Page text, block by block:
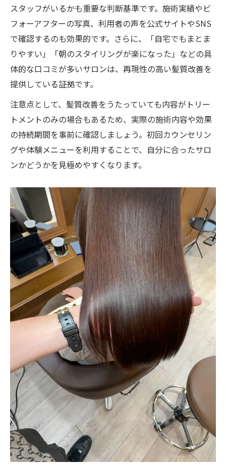
スタッフがいるかも重要な判断基準です。施術実績やビ
フォーアフターの写真、利用者の声を公式サイトやSNS
で確認するのも効果的です。さらに、「自宅でもまとま
りやすい」「朝のスタイリングが楽になった」などの具
体的な口コミが多いサロンは、再現性の高い髪質改善を
提供している証拠です。
注意点として、髪質改善をうたっていても内容がトリー
トメントのみの場合もあるため、実際の施術内容や効果
の持続期間を事前に確認しましょう。初回カウンセリン
グや体験メニューを利用することで、自分に合ったサロ
ンかどうかを見極めやすくなります。